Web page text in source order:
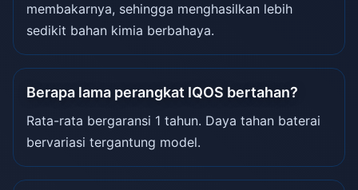
membakarnya, sehingga menghasilkan lebih
sedikit bahan kimia berbahaya.
Berapa lama perangkat IQOS bertahan?
Rata-rata bergaransi 1 tahun. Daya tahan baterai
bervariasi tergantung model.